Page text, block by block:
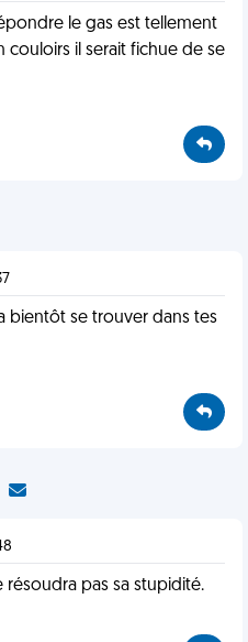
le gas est tellement
il serait fichue de se
bientôt se trouver dans tes
pas sa stupidité.